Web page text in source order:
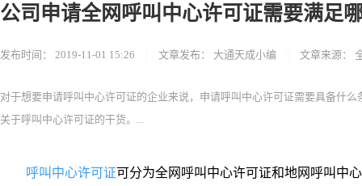
公司申请全网呼叫中心许可证需要满足
发布时间： 2019-11-01 15:26 文章发布： 大通天成小编 文章来源：
对于想要申请呼叫中心许可证的企业来说，申请呼叫中心许可证需要具备什
关于呼叫中心许可证的干货。...
呼叫中心许可证可分为全网呼叫中心许可证和地网呼叫中